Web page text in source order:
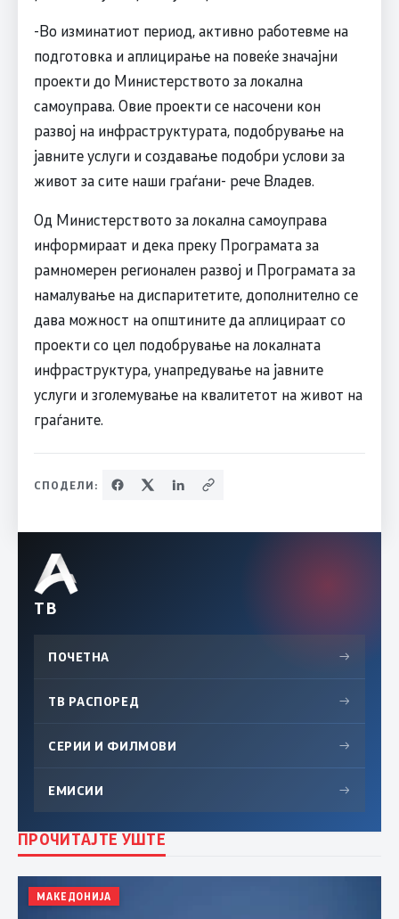
-Во изминатиот период, активно работевме на
подготовка и аплицирање на повеќе значајни
проекти до Министерството за локална
самоуправа. Овие проекти се насочени кон
развој на инфраструктурата, подобрување на
јавните услуги и создавање подобри услови за
живот за сите наши граѓани- рече Владев.
Од Министерството за локална самоуправа
информираат и дека преку Програмата за
рамномерен регионален развој и Програмата за
намалување на диспаритетите, дополнително се
дава можност на општините да аплицираат со
проекти со цел подобрување на локалната
инфраструктура, унапредување на јавните
услуги и зголемување на квалитетот на живот на
граѓаните.
СПОДЕЛИ:
ТВ
ПОЧЕТНА →
ТВ РАСПОРЕД →
СЕРИИ И ФИЛМОВИ →
ЕМИСИИ →
ПРОЧИТАЈТЕ УШТЕ
МАКЕДОНИЈА